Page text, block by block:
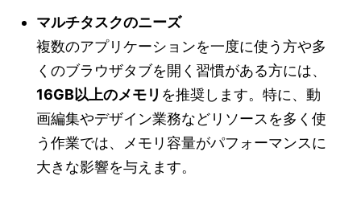
マルチタスクのニーズ
複数のアプリケーションを一度に使う方や多
くのブラウザタブを開く習慣がある方には、
16GB以上のメモリ を推奨します。特に、動
画編集やデザイン業務などリソースを多く使
う作業では、メモリ容量がパフォーマンスに
大きな影響を与えます。